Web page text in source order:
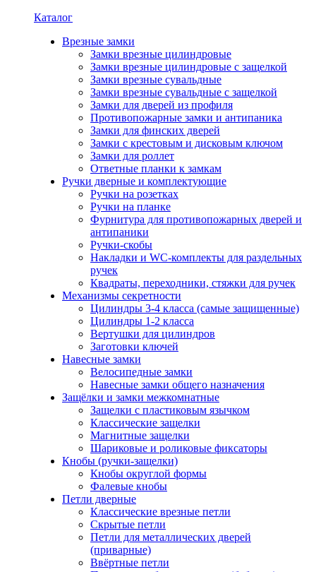
Каталог
Врезные замки
Замки врезные цилиндровые
Замки врезные цилиндровые с защелкой
Замки врезные сувальдные
Замки врезные сувальдные с защелкой
Замки для дверей из профиля
Противопожарные замки и антипаника
Замки для финских дверей
Замки с крестовым и дисковым ключом
Замки для роллет
Ответные планки к замкам
Ручки дверные и комплектующие
Ручки на розетках
Ручки на планке
Фурнитура для противопожарных дверей и
антипаники
Ручки-скобы
Накладки и WC-комплекты для раздельных
ручек
Квадраты, переходники, стяжки для ручек
Механизмы секретности
Цилиндры 3-4 класса (самые защищенные)
Цилиндры 1-2 класса
Вертушки для цилиндров
Заготовки ключей
Навесные замки
Велосипедные замки
Навесные замки общего назначения
Защёлки и замки межкомнатные
Защелки с пластиковым язычком
Классические защелки
Магнитные защелки
Шариковые и роликовые фиксаторы
Кнобы (ручки-защелки)
Кнобы округлой формы
Фалевые кнобы
Петли дверные
Классические врезные петли
Скрытые петли
Петли для металлических дверей
(приварные)
Ввёртные петли